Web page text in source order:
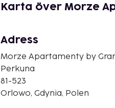
Karta över Morze
Adress
Morze Apartamenty by
Perkuna
81-523
Orlowo, Gdynia, Polen